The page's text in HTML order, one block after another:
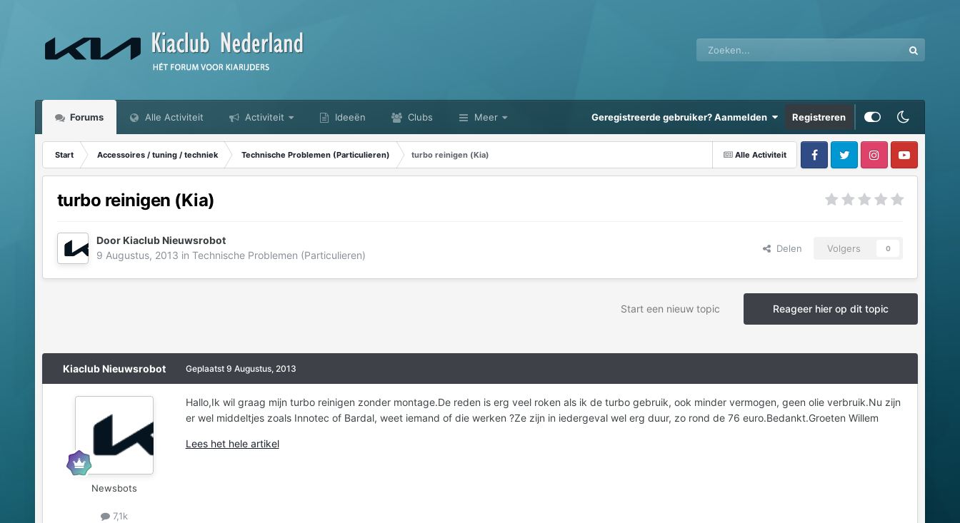
Forums Alle Activiteit Activiteit Ideeën Clubs Meer Geregistreerde gebruiker? Aanmelden Registreren
Alle Activiteit
Start Accessoires / tuning / techniek Technische Problemen (Particulieren) turbo reinigen (Kia)
turbo reinigen (Kia)
DoorKiaclub Nieuwsrobot
9 Augustus, 2013 in Technische Problemen (Particulieren)
Delen Volgers 0
Reageer hier op dit topic
Start een nieuw topic
Kiaclub Nieuwsrobot
Newsbots
7,1k
Geplaatst 9 Augustus, 2013
Hallo,Ik wil graag mijn turbo reinigen zonder montage.De reden is erg veel roken als ik de turbo gebruik, ook minder vermogen, geen olie verbruik.Nu zijn
er wel middeltjes zoals Innotec of Bardal, weet iemand of die werken ?Ze zijn in iedergeval wel erg duur, zo rond de 76 euro.Bedankt.Groeten Willem
Lees het hele artikel